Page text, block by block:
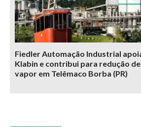
Fiedler Automação Industrial
Klabin e contribui para redução
vapor em Telêmaco Borba (PR)